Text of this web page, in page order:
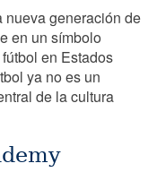
generación de
en un símbolo
en Estados
ya no es un
de la cultura